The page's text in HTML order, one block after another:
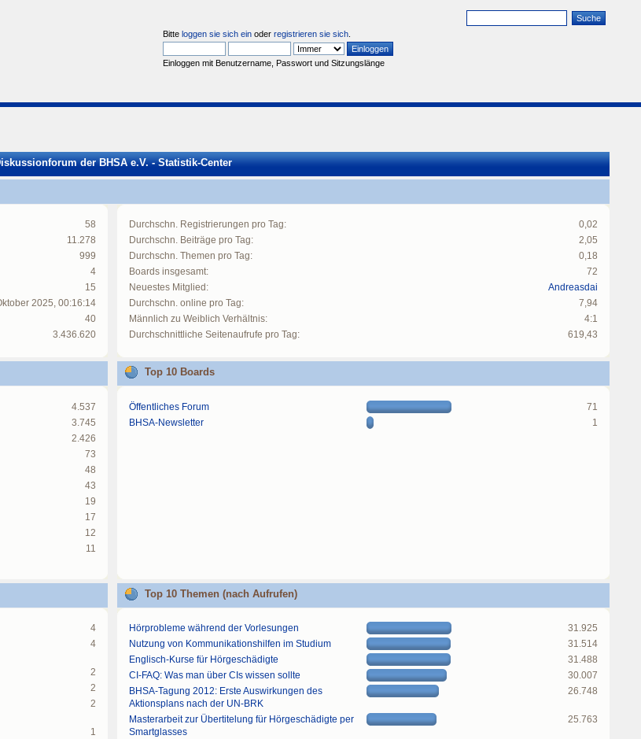
Bitte loggen sie sich einoder registrieren sie sich.
Einloggen mit Benutzername, Passwort und Sitzungslänge
der BHSA e.V. - Statistik-Center
58
11.278
999
4
15
2025, 00:16:14
40
3.436.620
Durchschn. Registrierungen pro Tag:
0,02
Durchschn. Beiträge pro Tag:
2,05
Durchschn. Themen pro Tag:
0,18
Boards insgesamt:
72
Neuestes Mitglied:
Andreasdai
Durchschn. online pro Tag:
7,94
Männlich zu Weiblich Verhältnis:
4:1
Durchschnittliche Seitenaufrufe pro Tag:
619,43
4.537
3.745
2.426
73
48
43
19
17
12
11
Top 10 Boards
Öffentliches Forum
71
BHSA-Newsletter
1
4
4
2
2
2
1
Top 10 Themen (nach Aufrufen)
Hörprobleme während der Vorlesungen
31.925
Nutzung von Kommunikationshilfen im Studium
31.514
Englisch-Kurse für Hörgeschädigte
31.488
CI-FAQ: Was man über CIs wissen sollte
30.007
BHSA-Tagung 2012: Erste Auswirkungen des
Aktionsplans nach der UN-BRK
26.748
Masterarbeit zur Übertitelung für Hörgeschädigte per
Smartglasses
25.763